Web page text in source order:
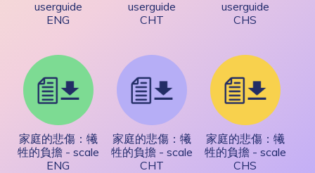
userguide
ENG
userguide
CHT
userguide
CHS
家庭的悲傷：犧
牲的負擔 - scale
ENG
家庭的悲傷：犧
牲的負擔 - scale
CHT
家庭的悲傷：犧
牲的負擔 - scale
CHS